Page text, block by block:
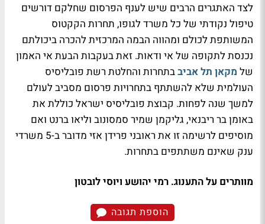
לצד האתגרים הרבים שיש לענף הפרסום שחלקם דורשים
טיפול נקודתי של כל משרד לגופו, תחרות הקקטוס
המשותפת לכולם ומהווה הבמה המרכזית להכרה ביכולתם
נכנסת לתקופה של אי ודאות. זאת בעקבות הבעת אי האמון
של מקאן תל אביבבתחרות והחלטת רשת פובליסיס
העולמית שלא להשתתף בתחרויות פרסום מסביב לעולם
למשך שנה לפחות. קבוצת פובליסיס ישראל כוללת את
באומן בר ריבנאי, גליקמן שמיר סמסונוב וליאו ברנט ואם
מוסיפים לרשימה זו את ראובני פרידן אזי מדובר ב-5 משרדי
ענק שאינם משתתפים בתחרות.
מוותרים על התענוג. רמי יהושע ויוסי לובטון
הוספת תגובה